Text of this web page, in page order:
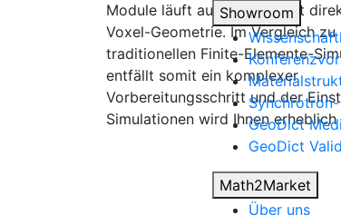
Showroom
GeoDict
GeoDict
Math2Market
Über uns
Module läuft auchElastoDict
Voxel-Geometrie. Im Vergleich zu
traditionellen Finite-Elemente-
entfällt somit ein komplexer
Vorbereitungsschritt und der
Simulationen wird Ihnen